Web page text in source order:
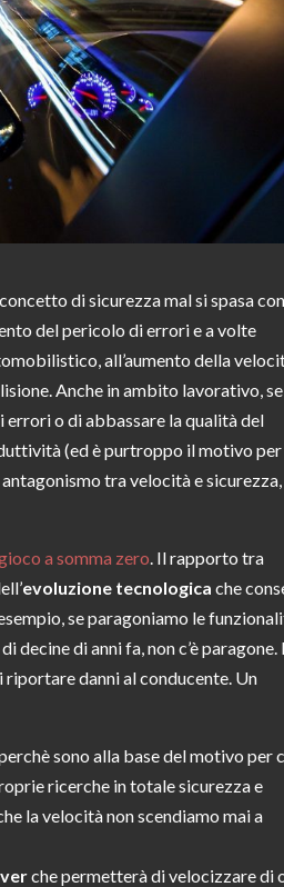
di sicurezza mal si spasa
del pericolo di errori e a volte
all’aumento della
Anche in ambito lavorativo,
o di abbassare la qualità del
(ed è purtroppo il motivo
tra velocità e sicurezza,
a somma zero . Il rapporto tra
evoluzione tecnologicache
se paragoniamo le
di anni fa, non c’è paragone.
riportare danni al conducente. Un
sono alla base del motivo per
ricerche in totale sicurezza e
la velocità non scendiamo mai a
che permetterà di velocizzare di